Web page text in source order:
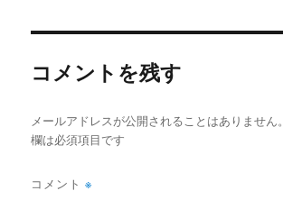
コメントを残す
メールアドレスが公開されることはありません。
欄は必須項目です
コメント※